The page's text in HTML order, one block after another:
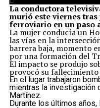
La conductora
murió este viernes
ferroviario en un paso
La mujer conducía un
las vías en la
barrera baja, momento
por una formación del
El impacto se produjo
provocó su fallecimiento
En el lugar trabajaron
mientras la investigación
Martínez.
Durante los últimos